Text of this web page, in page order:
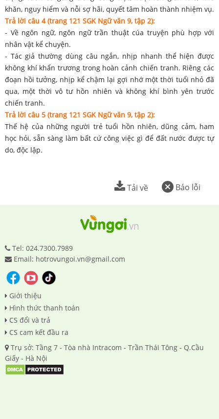
khăn, nguy hiểm và nỗi sợ hãi, quyết tâm hoàn thành nhiệm vụ.
Trả lời câu 4 (trang 121 SGK Ngữ văn 9, tập 2):
- Về ngôn ngữ, ngôn ngữ trần thuật cúa truyện phù hợp với
nhân vật kể chuyện.
- Tác giả thường dùng câu ngắn, nhịp nhanh thể hiện được
không khí khẩn trương trong hoàn cảnh chiến tranh. Riêng các
đoạn hồi tưởng, nhịp kể chậm lại gợi nhớ một thời tuổi nhỏ đã
qua, một thời vô tư hồn nhiên và không khí bình yên trước
chiến tranh.
Trả lời câu 5 (trang 121 SGK Ngữ văn 9, tập 2):
Thế hệ của những người trẻ tuổi hồn nhiên, dũng cảm, ham
học hỏi, sẵn sàng làm bất cứ công việc gì để đất nước được tự
do, độc lập.
Báo lỗi
Tải về
Tel: 024.7300.7989
Email: hotrovungoi.vn@gmail.com
Giới thiệu
Hình thức thanh toán
CS đổi và trả
CS cam kết đầu ra
Trụ sở: Tầng 7 - Tòa nhà Intracom - Trần Thái Tông - Q.Cầu
Giấy - Hà Nội